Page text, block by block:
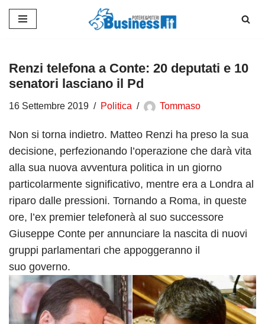
contenuto
Renzi telefona a Conte: 20 deputati e 10
senatori lasciano il Pd
16 Settembre 2019 Politica Tommaso
Non si torna indietro. Matteo Renzi ha preso la sua
decisione, perfezionando l’operazione che darà vita
alla sua nuova avventura politica in un giorno
particolarmente significativo, mentre era a Londra al
riparo dalle pressioni. Tornando a Roma, in queste
ore, l’ex premier telefonerà al suo successore
Giuseppe Conte per annunciare la nascita di nuovi
gruppi parlamentari che appoggeranno il
suo governo.